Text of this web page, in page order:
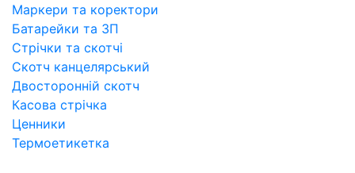
Маркери та коректори
Батарейки та ЗП
Стрічки та скотчі
Скотч канцелярський
Двосторонній скотч
Касова стрічка
Ценники
Термоетикетка